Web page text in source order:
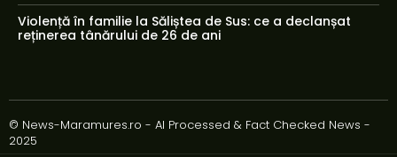
Violență în familie la Săliștea de Sus: ce a declanșat
reținerea tânărului de 26 de ani
© News-Maramures.ro - AI Processed & Fact Checked News -
2025